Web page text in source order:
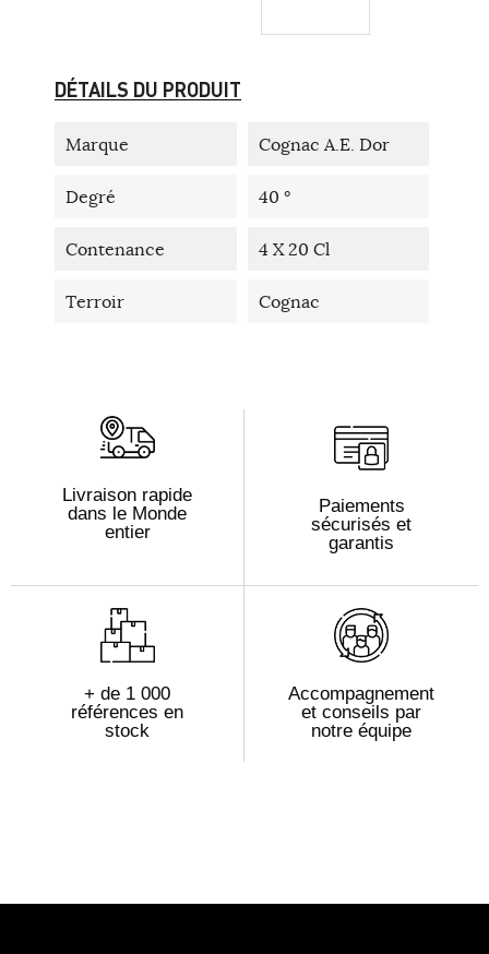
DÉTAILS DU PRODUIT
Marque Cognac A.E. Dor
Degré 40 °
Contenance 4 X 20 Cl
Terroir Cognac
Livraison rapide
dans le Monde
entier
Paiements
sécurisés et
garantis
+ de 1 000
références en
stock
Accompagnement
et conseils par
notre équipe